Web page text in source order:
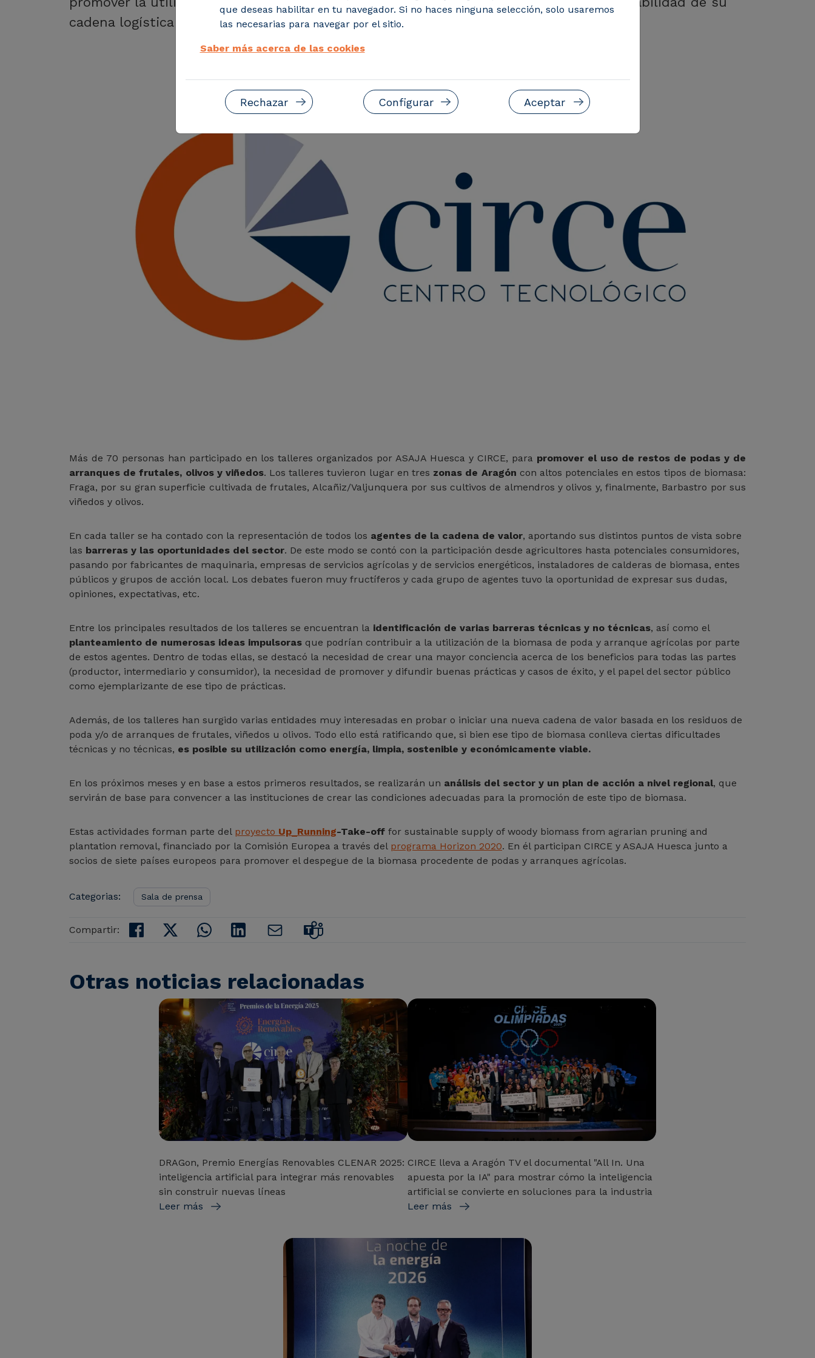
cadena logística
Más de 70 personas han participado en los talleres organizados por ASAJA Huesca y CIRCE, para promover el uso de restos de podas y de
arranques de frutales, olivos y viñedos. Los talleres tuvieron lugar en tres zonas de Aragón con altos potenciales en estos tipos de biomasa:
Fraga, por su gran superficie cultivada de frutales, Alcañiz/Valjunquera por sus cultivos de almendros y olivos y, finalmente, Barbastro por sus
viñedos y olivos.
En cada taller se ha contado con la representación de todos los agentes de la cadena de valor, aportando sus distintos puntos de vista sobre
las barreras y las oportunidades del sector. De este modo se contó con la participación desde agricultores hasta potenciales consumidores,
pasando por fabricantes de maquinaria, empresas de servicios agrícolas y de servicios energéticos, instaladores de calderas de biomasa, entes
públicos y grupos de acción local. Los debates fueron muy fructíferos y cada grupo de agentes tuvo la oportunidad de expresar sus dudas,
opiniones, expectativas, etc.
Entre los principales resultados de los talleres se encuentran la identificación de varias barreras técnicas y no técnicas, así como el
planteamiento de numerosas ideas impulsoras que podrían contribuir a la utilización de la biomasa de poda y arranque agrícolas por parte
de estos agentes. Dentro de todas ellas, se destacó la necesidad de crear una mayor conciencia acerca de los beneficios para todas las partes
(productor, intermediario y consumidor), la necesidad de promover y difundir buenas prácticas y casos de éxito, y el papel del sector público
como ejemplarizante de ese tipo de prácticas.
Además, de los talleres han surgido varias entidades muy interesadas en probar o iniciar una nueva cadena de valor basada en los residuos de
poda y/o de arranques de frutales, viñedos u olivos. Todo ello está ratificando que, si bien ese tipo de biomasa conlleva ciertas dificultades
técnicas y no técnicas, es posible su utilización como energía, limpia, sostenible y económicamente viable.
En los próximos meses y en base a estos primeros resultados, se realizarán un análisis del sector y un plan de acción a nivel regional, que
servirán de base para convencer a las instituciones de crear las condiciones adecuadas para la promoción de este tipo de biomasa.
Estas actividades forman parte del proyecto Up_Running-Take-off for sustainable supply of woody biomass from agrarian pruning and
plantation removal, financiado por la Comisión Europea a través del programa Horizon 2020. En él participan CIRCE y ASAJA Huesca junto a
socios de siete países europeos para promover el despegue de la biomasa procedente de podas y arranques agrícolas.
Categorias: Sala de prensa
Compartir:
Otras noticias relacionadas
DRAGon, Premio Energías Renovables CLENAR 2025:
inteligencia artificial para integrar más renovables
sin construir nuevas líneas
Leer más
CIRCE lleva a Aragón TV el documental "All In. Una
apuesta por la IA" para mostrar cómo la inteligencia
artificial se convierte en soluciones para la industria
Leer más
que deseas habilitar en tu navegador. Si no haces ninguna selección, solo usaremos
las necesarias para navegar por el sitio.
Saber más acerca de las cookies
Rechazar Configurar Aceptar